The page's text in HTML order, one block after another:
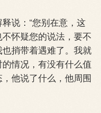
说：“您别在意，这
怀疑您的说法，要不
捎带着遇难了。我就
情况，有没有什么值
他说了什么，他周围